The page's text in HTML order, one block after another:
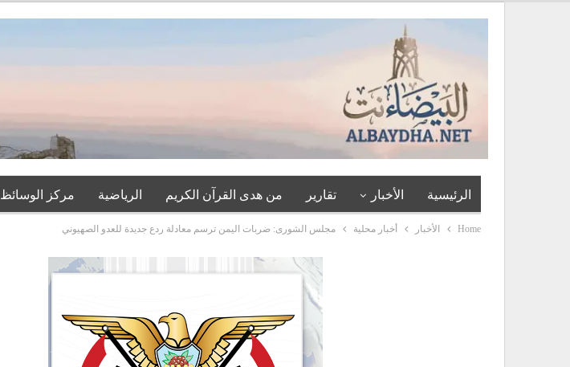
الرئيسية الأخبار تقارير من هدى القرآن الكريم الرياضية مركز الوسائظ
Home الأخبار أخبار محلية مجلس الشورى: ضربات اليمن ترسم معادلة ردع جديدة للعدو الصهيوني